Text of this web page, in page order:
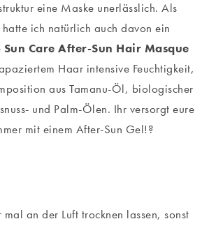
eine Maske unerlässlich. Als
ich natürlich auch davon ein
Sun Care After-Sun Hair Masque
Haar intensive Feuchtigkeit,
aus Tamanu-Öl, biologischer
und Palm-Ölen. Ihr versorgt eure
mit einem After-Sun Gel!?
an der Luft trocknen lassen, sonst